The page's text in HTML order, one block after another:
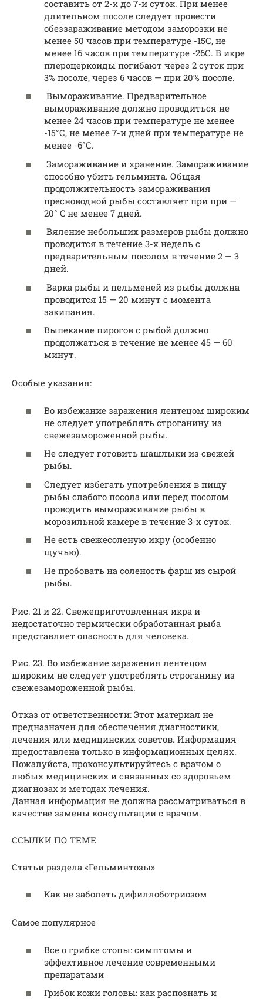
составить от 2-х до 7-и суток. При менее
длительном посоле следует провести
обеззараживание методом заморозки не
менее 50 часов при температуре -15С, не
менее 16 часов при температуре -26С. В икре
плероцеркоиды погибают через 2 суток при
3% посоле, через 6 часов — при 20% посоле.
Вымораживание. Предварительное
вымораживание должно проводиться не
менее 24 часов при температуре не менее
-15°С, не менее 7-и дней при температуре не
менее -6°С.
Замораживание и хранение. Замораживание
способно убить гельминта. Общая
продолжительность замораживания
пресноводной рыбы составляет при при —
20° C не менее 7 дней.
Вяление небольших размеров рыбы должно
проводится в течение 3-х недель с
предварительным посолом в течение 2 — 3
дней.
Варка рыбы и пельменей из рыбы должна
проводится 15 — 20 минут с момента
закипания.
Выпекание пирогов с рыбой должно
продолжаться в течение не менее 45 — 60
минут.
Особые указания:
Во избежание заражения лентецом широким
не следует употреблять строганину из
свежезамороженной рыбы.
Не следует готовить шашлыки из свежей
рыбы.
Следует избегать употребления в пищу
рыбы слабого посола или перед посолом
проводить вымораживание рыбы в
морозильной камере в течение 3-х суток.
Не есть свежесоленую икру (особенно
щучью).
Не пробовать на соленость фарш из сырой
рыбы.
Рис. 21 и 22. Свежеприготовленная икра и
недостаточно термически обработанная рыба
представляет опасность для человека.
Рис. 23. Во избежание заражения лентецом
широким не следует употреблять строганину из
свежезамороженной рыбы.
Отказ от ответственности: Этот материал не
предназначен для обеспечения диагностики,
лечения или медицинских советов. Информация
предоставлена только в информационных целях.
Пожалуйста, проконсультируйтесь с врачом о
любых медицинских и связанных со здоровьем
диагнозах и методах лечения.
Данная информация не должна рассматриваться в
качестве замены консультации с врачом.
ССЫЛКИ ПО ТЕМЕ
Статьи раздела «Гельминтозы»
Как не заболеть дифиллоботриозом
Самое популярное
Все о грибке стопы: симптомы и
эффективное лечение современными
препаратами
Грибок кожи головы: как распознать и